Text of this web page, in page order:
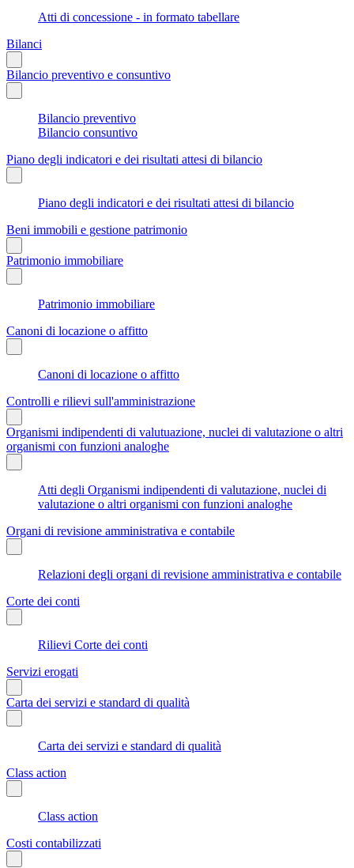
Atti di concessione - in formato tabellare
Bilanci
Bilancio preventivo e consuntivo
Bilancio preventivo
Bilancio consuntivo
Piano degli indicatori e dei risultati attesi di bilancio
Piano degli indicatori e dei risultati attesi di bilancio
Beni immobili e gestione patrimonio
Patrimonio immobiliare
Patrimonio immobiliare
Canoni di locazione o affitto
Canoni di locazione o affitto
Controlli e rilievi sull'amministrazione
Organismi indipendenti di valutuazione, nuclei di valutazione o altri
organismi con funzioni analoghe
Atti degli Organismi indipendenti di valutazione, nuclei di
valutazione o altri organismi con funzioni analoghe
Organi di revisione amministrativa e contabile
Relazioni degli organi di revisione amministrativa e contabile
Corte dei conti
Rilievi Corte dei conti
Servizi erogati
Carta dei servizi e standard di qualità
Carta dei servizi e standard di qualità
Class action
Class action
Costi contabilizzati